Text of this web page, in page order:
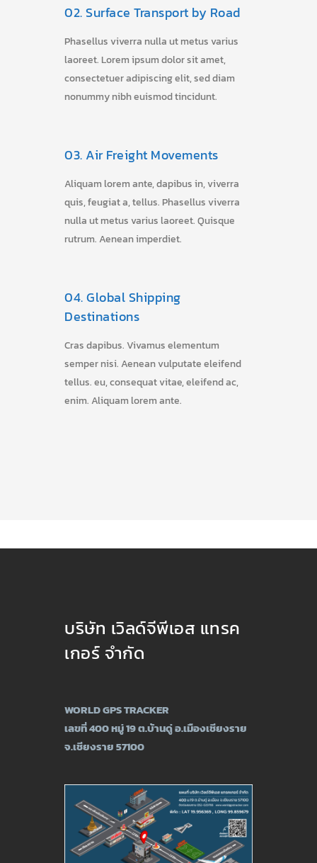
02.Surface Transport by Road
Phasellus viverra nulla ut metus varius
laoreet. Lorem ipsum dolor sit amet,
consectetuer adipiscing elit, sed diam
nonummy nibh euismod tincidunt.
03. Air Freight Movements
Aliquam lorem ante, dapibus in, viverra
quis, feugiat a, tellus. Phasellus viverra
nulla ut metus varius laoreet. Quisque
rutrum. Aenean imperdiet.
04.Global Shipping
Destinations
Cras dapibus. Vivamus elementum
semper nisi. Aenean vulputate eleifend
tellus. eu, consequat vitae, eleifend ac,
enim. Aliquam lorem ante.
บริษัท เวิลด์จีพีเอส แทรค
เกอร์ จำกัด
WORLD GPS TRACKER
เลขที่ 400 หมู่ 19 ต.บ้านดู่ อ.เมืองเชียงราย
จ.เชียงราย 57100